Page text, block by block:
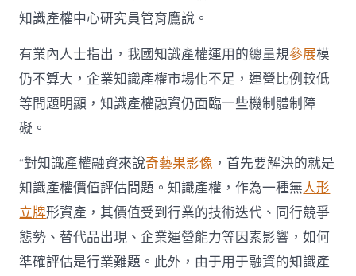
知識產權中心研究員管育鷹說。
有業內人士指出，我國知識產權運用的總量規參展模
仍不算大，企業知識產權市場化不足，運營比例較低
等問題明顯，知識產權融資仍面臨一些機制體制障
礙。
“對知識產權融資來說奇藝果影像 ，首先要解決的就是
知識產權價值評估問題。知識產權，作為一種無人形
立牌形資產，其價值受到行業的技術迭代、同行競爭
態勢、替代品出現、企業運營能力等因素影響，如何
準確評估是行業難題。此外，由于用于融資的知識產